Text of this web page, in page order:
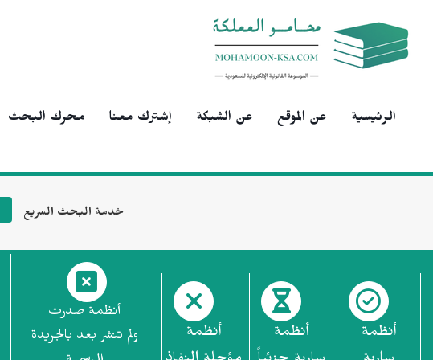
الرئيسية عن الموقع عن الشبكة إشترك معنا محرك البحث
خدمة البحث السريع
أنظمة
أنظمة
أنظمة
أنظمة صدرت
ولم تنشر بعد بالجريدة